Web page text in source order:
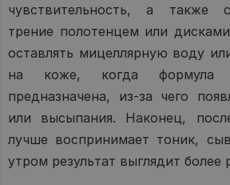
чувствительность, а также
трение полотенцем или
оставлять мицеллярную воду
на коже, когда
предназначена, из-за чего
или высыпания. Наконец,
лучше воспринимает тоник,
утром результат выглядит более